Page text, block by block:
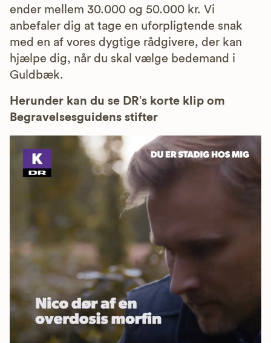
ender mellem 30.000 og 50.000 kr. Vi
anbefaler dig at tage en uforpligtende snak
med en af vores dygtige rådgivere, der kan
hjælpe dig, når du skal vælge bedemand i
Guldbæk.
Herunder kan du se DR’s korte klip om
Begravelsesguidens stifter